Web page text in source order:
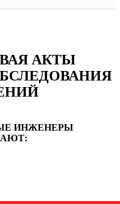
АКТЫ
ИНЖЕНЕРЫ